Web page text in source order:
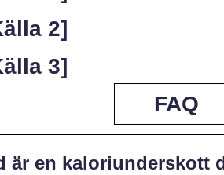
2]
3]
FAQ
är en kaloriunderskott